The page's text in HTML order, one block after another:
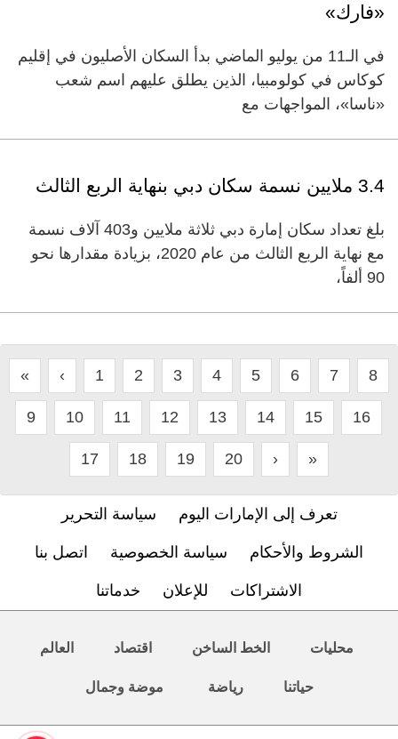
«فارك»
في الـ11 من يوليو الماضي بدأ السكان الأصليون في إقليم
كوكاس في كولومبيا، الذين يطلق عليهم اسم شعب
«ناسا»، المواجهات مع
3.4 ملايين نسمة سكان دبي بنهاية الربع الثالث
بلغ تعداد سكان إمارة دبي ثلاثة ملايين و403 آلاف نسمة
مع نهاية الربع الثالث من عام 2020، بزيادة مقدارها نحو
90 ألفاً،
« ‹ 1 2 3 4 5 6 7 8
9 10 11 12 13 14 15 16
17 18 19 20 › »
تعرف إلى الإمارات اليوم سياسة التحرير
الشروط والأحكام سياسة الخصوصية اتصل بنا
الاشتراكات للإعلان خدماتنا
محليات الخط الساخن اقتصاد العالم
حياتنا رياضة موضة وجمال